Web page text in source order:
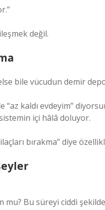
değil.
bile vücudun demir
kaldı evdeyim”
içi hâlâ doluyor.
bırakma” diye
Bu süreyi ciddi